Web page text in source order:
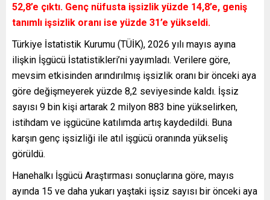
52,8’e çıktı. Genç nüfusta işsizlik yüzde 14,8’e, geniş
tanımlı işsizlik oranı ise yüzde 31’e yükseldi.
Türkiye İstatistik Kurumu (TÜİK), 2026 yılı mayıs ayına
ilişkin İşgücü İstatistikleri’ni yayımladı. Verilere göre,
mevsim etkisinden arındırılmış işsizlik oranı bir önceki aya
göre değişmeyerek yüzde 8,2 seviyesinde kaldı. İşsiz
sayısı 9 bin kişi artarak 2 milyon 883 bine yükselirken,
istihdam ve işgücüne katılımda artış kaydedildi. Buna
karşın genç işsizliği ile atıl işgücü oranında yükseliş
görüldü.
Hanehalkı İşgücü Araştırması sonuçlarına göre, mayıs
ayında 15 ve daha yukarı yaştaki işsiz sayısı bir önceki aya